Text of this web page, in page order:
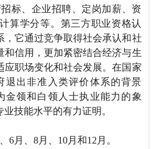
标、企业招聘、定岗加薪、资
算学分等。第三方职业资格认
，它通过竞争取得社会承认和社
和信用，更加紧密结合经济与生
应职场变化和社会发展。在国家
退出非准入类评价体系的背景
金领和白领人士执业能力的象
技能水平的有力证明。
6月、8月、10月和12月。